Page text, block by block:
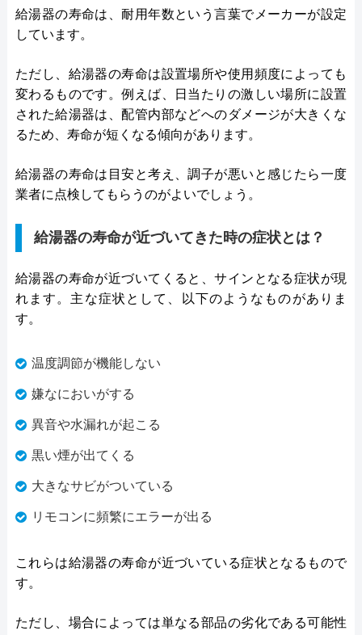
給湯器の寿命は、耐用年数という言葉でメーカーが設定
しています。
ただし、給湯器の寿命は設置場所や使用頻度によっても
変わるものです。例えば、日当たりの激しい場所に設置
された給湯器は、配管内部などへのダメージが大きくな
るため、寿命が短くなる傾向があります。
給湯器の寿命は目安と考え、調子が悪いと感じたら一度
業者に点検してもらうのがよいでしょう。
給湯器の寿命が近づいてきた時の症状とは？
給湯器の寿命が近づいてくると、サインとなる症状が現
れます。主な症状として、以下のようなものがありま
す。
温度調節が機能しない
嫌なにおいがする
異音や水漏れが起こる
黒い煙が出てくる
大きなサビがついている
リモコンに頻繁にエラーが出る
これらは給湯器の寿命が近づいている症状となるもので
す。
ただし、場合によっては単なる部品の劣化である可能性